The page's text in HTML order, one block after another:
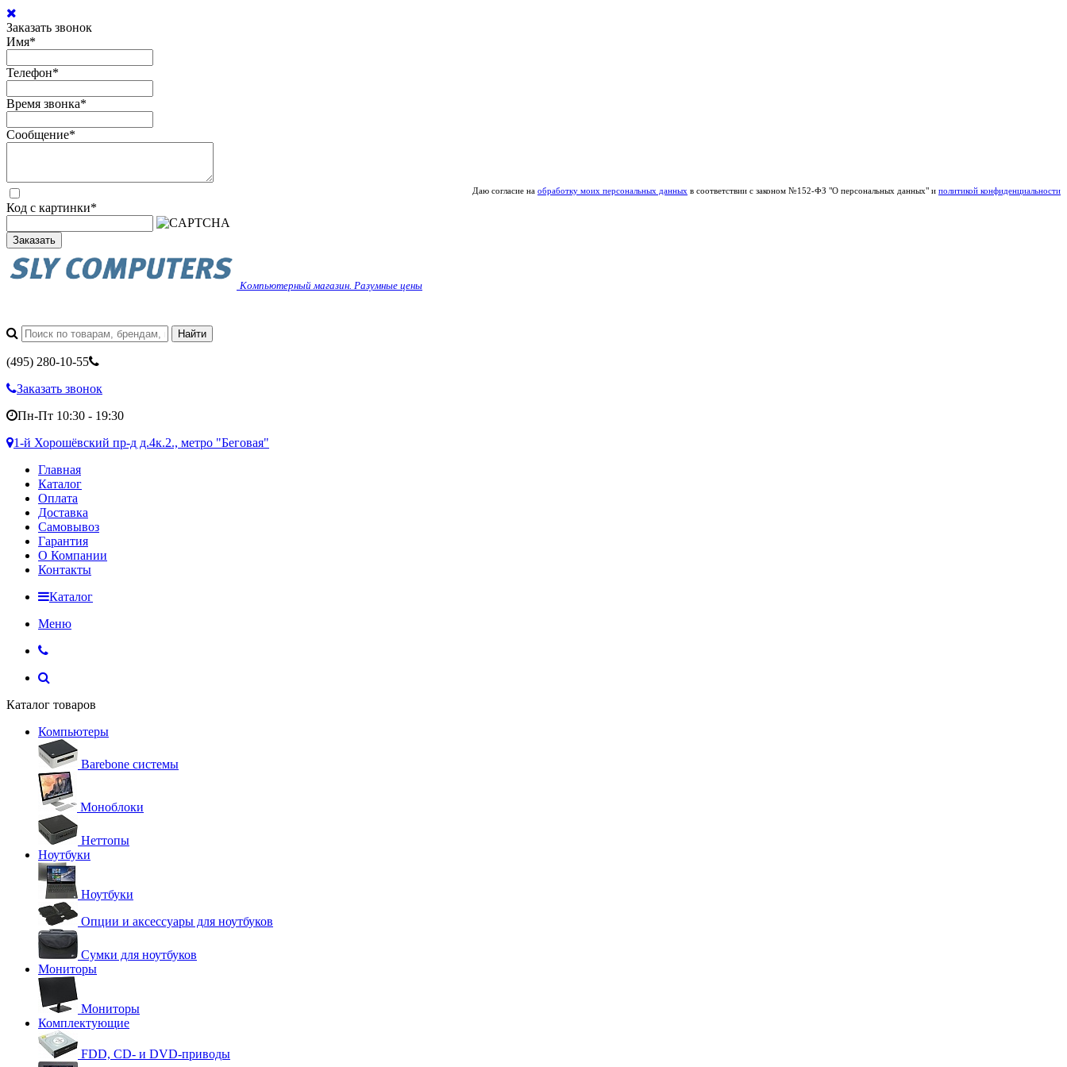
Заказать звонок
Имя*
Телефон*
Время звонка*
Сообщение*
Даю согласие на обработку моих персональных данных в соответствии с законом №152-ФЗ "О персональных данных" и политикой конфиденциальности
Код с картинки*
Заказать
Компьютерный магазин. Разумные цены
(495) 280-10-55
Заказать звонок
Пн-Пт 10:30 - 19:30
1-й Хорошёвский пр-д д.4к.2., метро "Беговая"
Главная
Каталог
Оплата
Доставка
Самовывоз
Гарантия
О Компании
Контакты
Каталог
Меню
Каталог товаров
Компьютеры
Barebone системы
Моноблоки
Неттопы
Ноутбуки
Ноутбуки
Опции и аксессуары для ноутбуков
Сумки для ноутбуков
Мониторы
Мониторы
Комплектующие
FDD, CD- и DVD-приводы